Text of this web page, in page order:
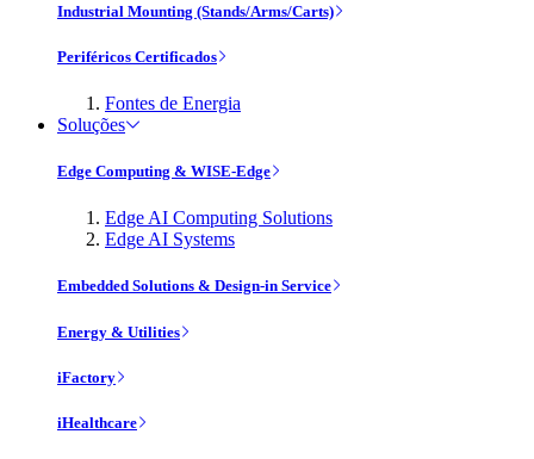
Industrial Mounting (Stands/Arms/Carts)
Periféricos Certificados
Fontes de Energia
Soluções
Edge Computing & WISE-Edge
Edge AI Computing Solutions
Edge AI Systems
Embedded Solutions & Design-in Service
Energy & Utilities
iFactory
iHealthcare